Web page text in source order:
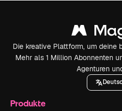
Die kreative Plattform, um deine
Mehr als 1 Million Abonnenten
Agenturen
Produkte